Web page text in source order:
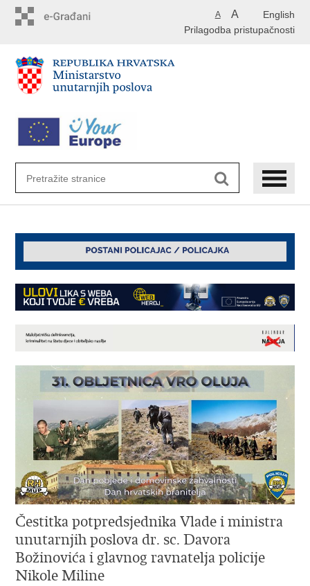
English
A A
Prilagodba pristupačnosti
Čestitka potpredsjednika Vlade i ministra
unutarnjih poslova dr. sc. Davora
Božinovića i glavnog ravnatelja policije
Nikole Miline